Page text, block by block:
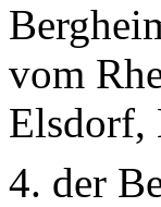
vom
Elsdorf,
4. der